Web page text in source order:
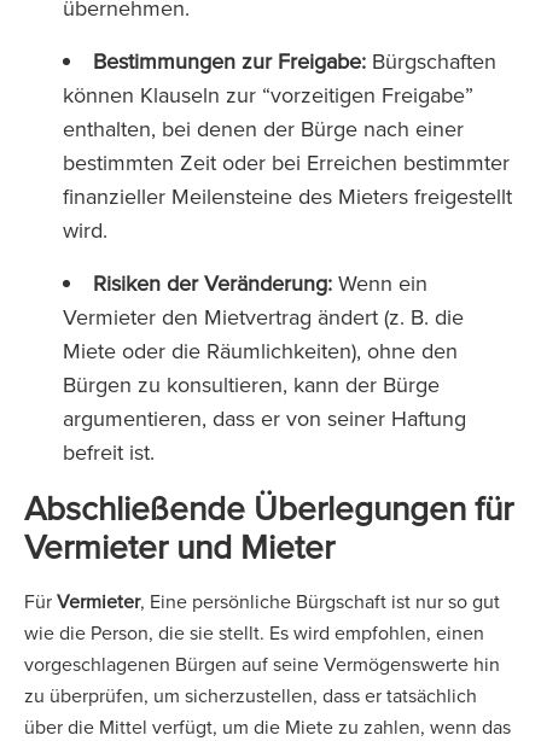
übernehmen.
Bestimmungen zur Freigabe: Bürgschaften
können Klauseln zur “vorzeitigen Freigabe”
enthalten, bei denen der Bürge nach einer
bestimmten Zeit oder bei Erreichen bestimmter
finanzieller Meilensteine des Mieters freigestellt
wird.
Risiken der Veränderung: Wenn ein
Vermieter den Mietvertrag ändert (z. B. die
Miete oder die Räumlichkeiten), ohne den
Bürgen zu konsultieren, kann der Bürge
argumentieren, dass er von seiner Haftung
befreit ist.
Abschließende Überlegungen für
Vermieter und Mieter
FürVermieter, Eine persönliche Bürgschaft ist nur so gut
wie die Person, die sie stellt. Es wird empfohlen, einen
vorgeschlagenen Bürgen auf seine Vermögenswerte hin
zu überprüfen, um sicherzustellen, dass er tatsächlich
über die Mittel verfügt, um die Miete zu zahlen, wenn das